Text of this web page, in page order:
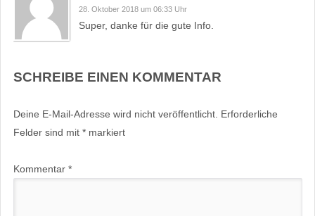
28. Oktober 2018 um 06:33 Uhr
Super, danke für die gute Info.
SCHREIBE EINEN KOMMENTAR
Deine E-Mail-Adresse wird nicht veröffentlicht. Erforderliche
Felder sind mit *markiert
Kommentar *